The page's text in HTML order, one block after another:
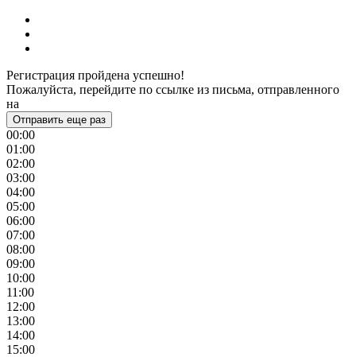
Регистрация пройдена успешно!
Пожалуйста, перейдите по ссылке из письма, отправленного
на
Отправить еще раз
00:00
01:00
02:00
03:00
04:00
05:00
06:00
07:00
08:00
09:00
10:00
11:00
12:00
13:00
14:00
15:00